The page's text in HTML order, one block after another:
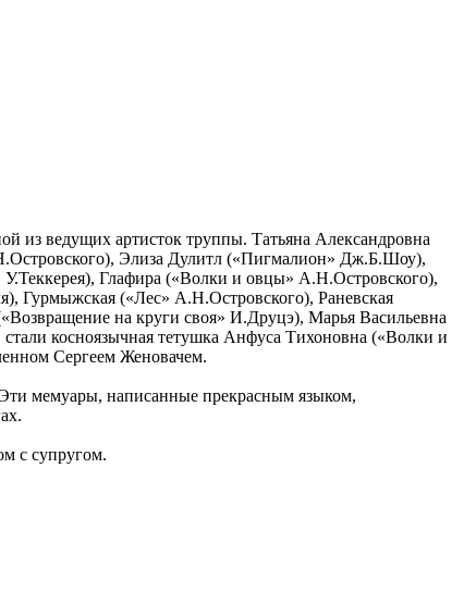
из ведущих артисток труппы. Татьяна Александровна
Элиза Дулитл («Пигмалион» Дж.Б.Шоу),
Глафира («Волки и овцы» А.Н.Островского),
Гурмыжская («Лес» А.Н.Островского), Раневская
на круги своя» И.Друцэ), Марья Васильевна
косноязычная тетушка Анфуса Тихоновна («Волки и
Сергеем Женовачем.
мемуары, написанные прекрасным языком,
с супругом.